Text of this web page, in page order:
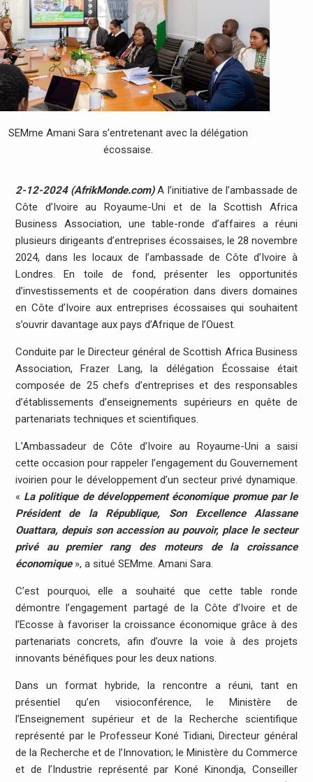
SEMme Amani Sara s’entretenant avec la délégation
écossaise.
2-12-2024 (AfrikMonde.com)A l’initiative de l’ambassade de
Côte d’Ivoire au Royaume-Uni et de la Scottish Africa
Business Association, une table-ronde d’affaires a réuni
plusieurs dirigeants d’entreprises écossaises, le 28 novembre
2024, dans les locaux de l’ambassade de Côte d’Ivoire à
Londres. En toile de fond, présenter les opportunités
d’investissements et de coopération dans divers domaines
en Côte d’Ivoire aux entreprises écossaises qui souhaitent
s’ouvrir davantage aux pays d’Afrique de l’Ouest.
Conduite par le Directeur général de Scottish Africa Business
Association, Frazer Lang, la délégation Écossaise était
composée de 25 chefs d’entreprises et des responsables
d’établissements d’enseignements supérieurs en quête de
partenariats techniques et scientifiques.
L’Ambassadeur de Côte d’Ivoire au Royaume-Uni a saisi
cette occasion pour rappeler l’engagement du Gouvernement
ivoirien pour le développement d’un secteur privé dynamique.
« La politique de développement économique promue par le
Président de la République, Son Excellence Alassane
Ouattara, depuis son accession au pouvoir, place le secteur
privé au premier rang des moteurs de la croissance
économique», a situé SEMme. Amani Sara.
C’est pourquoi, elle a souhaité que cette table ronde
démontre l’engagement partagé de la Côte d’Ivoire et de
l’Ecosse à favoriser la croissance économique grâce à des
partenariats concrets, afin d’ouvre la voie à des projets
innovants bénéfiques pour les deux nations.
Dans un format hybride, la rencontre a réuni, tant en
présentiel qu’en visioconférence, le Ministère de
l’Enseignement supérieur et de la Recherche scientifique
représenté par le Professeur Koné Tidiani, Directeur général
de la Recherche et de l’Innovation; le Ministère du Commerce
et de l’Industrie représenté par Koné Kinondja, Conseiller